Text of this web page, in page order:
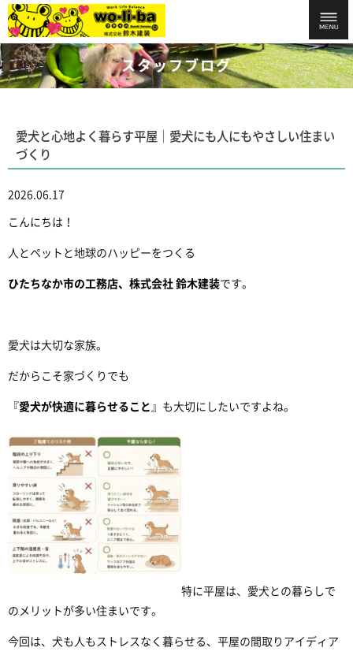
スタッフブログ
愛犬と心地よく暮らす平屋｜愛犬にも人にもやさしい住まい
づくり
2026.06.17
こんにちは！
人とペットと地球のハッピーをつくる
ひたちなか市の工務店、株式会社 鈴木建装です。
愛犬は大切な家族。
だからこそ家づくりでも
『愛犬が快適に暮らせること 』も大切にしたいですよね。
特に平屋は、愛犬との暮らしで
のメリットが多い住まいです。
今回は、犬も人もストレスなく暮らせる、平屋の間取りアイディア